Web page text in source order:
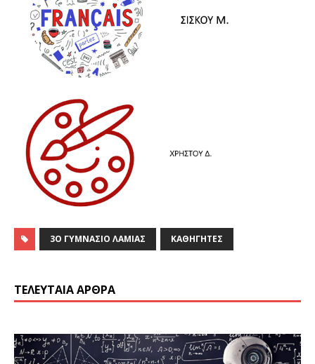
3Ο ΓΥΜΝΑΣΙΟ ΛΑΜΙΑΣ ΚΑΘΗΓΗΤΕΣ
ΤΕΛΕΥΤΑΊΑ ΆΡΘΡΑ